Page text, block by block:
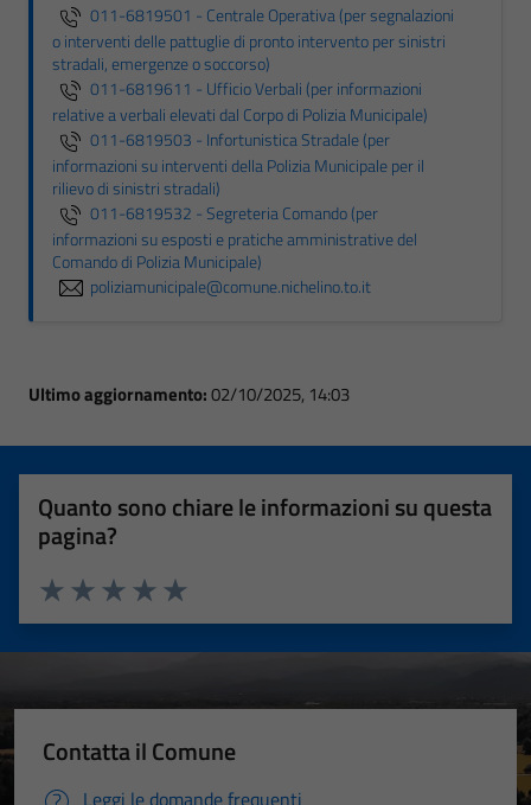
011-6819501 - Centrale Operativa (per segnalazioni
o interventi delle pattuglie di pronto intervento per sinistri
stradali, emergenze o soccorso)
011-6819611 - Ufficio Verbali (per informazioni
relative a verbali elevati dal Corpo di Polizia Municipale)
011-6819503 - Infortunistica Stradale (per
informazioni su interventi della Polizia Municipale per il
rilievo di sinistri stradali)
011-6819532 - Segreteria Comando (per
informazioni su esposti e pratiche amministrative del
Comando di Polizia Municipale)
poliziamunicipale@comune.nichelino.to.it
Ultimo aggiornamento:02/10/2025, 14:03
Quanto sono chiare le informazioni su questa
pagina?
Valuta 5 stelle su 5
Valuta 4 stelle su 5
Valuta 3 stelle su 5
Valuta 2 stelle su 5
Valuta 1 stelle su 5
Contatta il Comune
Leggi le domande frequenti